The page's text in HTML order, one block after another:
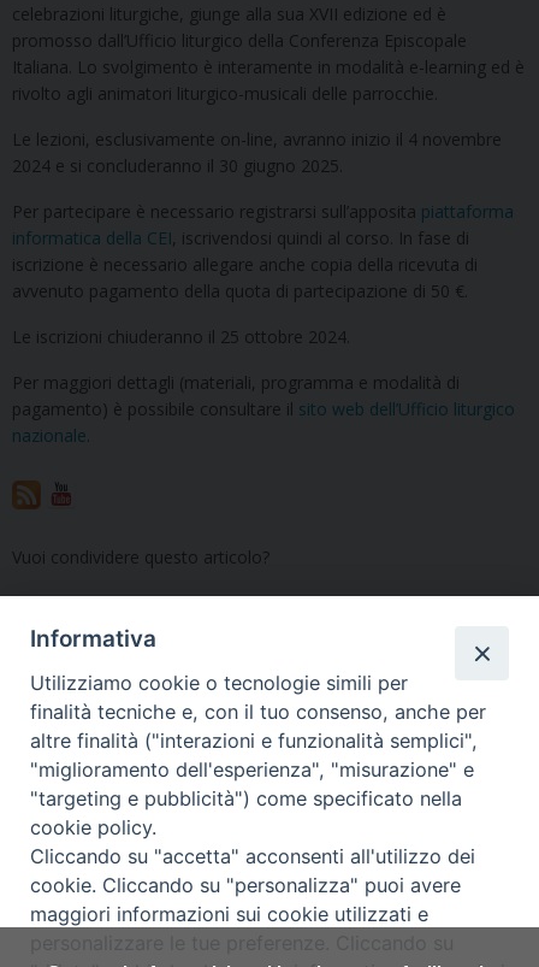
celebrazioni liturgiche, giunge alla sua XVII edizione ed è
promosso dall’Ufficio liturgico della Conferenza Episcopale
Italiana. Lo svolgimento è interamente in modalità e-learning ed è
rivolto agli animatori liturgico-musicali delle parrocchie.
Le lezioni, esclusivamente on-line, avranno inizio il 4 novembre
2024 e si concluderanno il 30 giugno 2025.
Per partecipare è necessario registrarsi sull’apposita piattaforma
informatica della CEI , iscrivendosi quindi al corso. In fase di
iscrizione è necessario allegare anche copia della ricevuta di
avvenuto pagamento della quota di partecipazione di 50 €.
Le iscrizioni chiuderanno il 25 ottobre 2024.
Per maggiori dettagli (materiali, programma e modalità di
pagamento) è possibile consultare il sito web dell’Ufficio liturgico
nazionale
Vuoi condividere questo articolo?
Calendario liturgico, errata
corrige
«La speranza che “viene”»: il
1° dicembre l’incontro
formativo per ministri
straordinari della
comunione
Copyright © Arcidiocesi di Udine
Informativa
Utilizziamo cookie o tecnologie simili per
finalità tecniche e, con il tuo consenso, anche per
altre finalità ("interazioni e funzionalità semplici",
"miglioramento dell'esperienza", "misurazione" e
"targeting e pubblicità") come specificato nella
cookie policy.
Cliccando su "accetta" acconsenti all'utilizzo dei
cookie. Cliccando su "personalizza" puoi avere
maggiori informazioni sui cookie utilizzati e